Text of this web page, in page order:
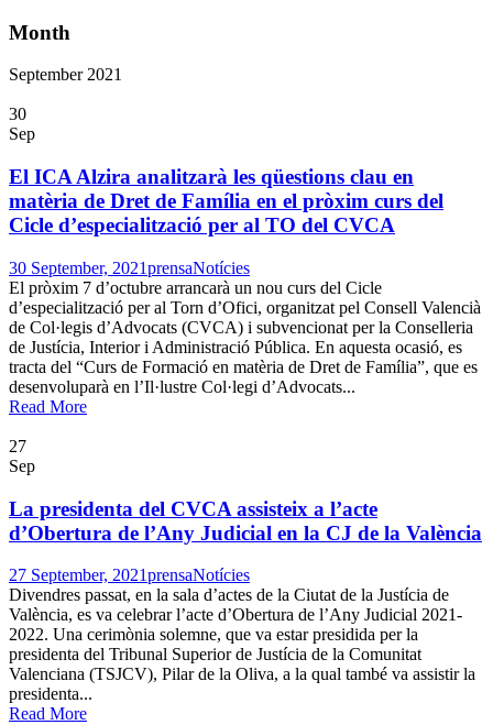
Month
September 2021
30
Sep
El ICA Alzira analitzarà les qüestions clau en
matèria de Dret de Família en el pròxim curs del
Cicle d’especialització per al TO del CVCA
30 September, 2021prensaNotícies
El pròxim 7 d’octubre arrancarà un nou curs del Cicle
d’especialització per al Torn d’Ofici, organitzat pel Consell Valencià
de Col·legis d’Advocats (CVCA) i subvencionat per la Conselleria
de Justícia, Interior i Administració Pública. En aquesta ocasió, es
tracta del “Curs de Formació en matèria de Dret de Família”, que es
desenvoluparà en l’Il·lustre Col·legi d’Advocats...
Read More
27
Sep
La presidenta del CVCA assisteix a l’acte
d’Obertura de l’Any Judicial en la CJ de la València
27 September, 2021prensaNotícies
Divendres passat, en la sala d’actes de la Ciutat de la Justícia de
València, es va celebrar l’acte d’Obertura de l’Any Judicial 2021-
2022. Una cerimònia solemne, que va estar presidida per la
presidenta del Tribunal Superior de Justícia de la Comunitat
Valenciana (TSJCV), Pilar de la Oliva, a la qual també va assistir la
presidenta...
Read More